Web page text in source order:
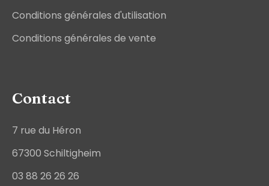
Conditions générales d'utilisation
Conditions générales de vente
Contact
7 rue du Héron
67300 Schiltigheim
03 88 26 26 26